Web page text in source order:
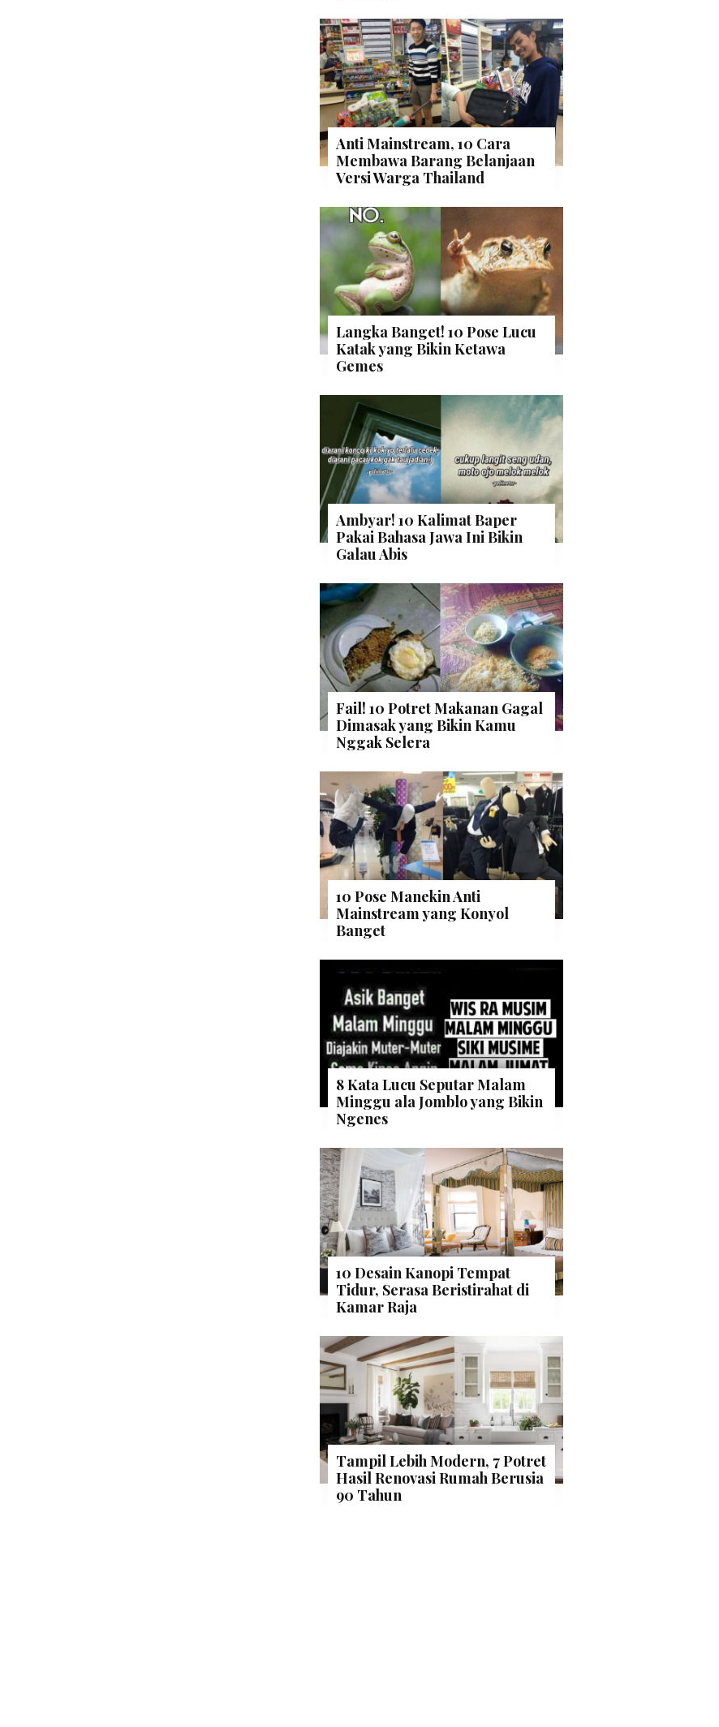
Anti Mainstream, 10 Cara
Membawa Barang Belanjaan
Versi Warga Thailand
Langka Banget! 10 Pose Lucu
Katak yang Bikin Ketawa
Gemes
Ambyar! 10 Kalimat Baper
Pakai Bahasa Jawa Ini Bikin
Galau Abis
Fail! 10 Potret Makanan Gagal
Dimasak yang Bikin Kamu
Nggak Selera
10 Pose Manekin Anti
Mainstream yang Konyol
Banget
8 Kata Lucu Seputar Malam
Minggu ala Jomblo yang Bikin
Ngenes
10 Desain Kanopi Tempat
Tidur, Serasa Beristirahat di
Kamar Raja
Tampil Lebih Modern, 7 Potret
Hasil Renovasi Rumah Berusia
90 Tahun